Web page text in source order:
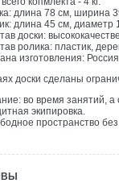
длина 78 см, ширина
длина 45 см, диаметр
доски:
ролика: пластик,
изготовления:
доски сделаны
во время занятий,
экипировка.
пространство